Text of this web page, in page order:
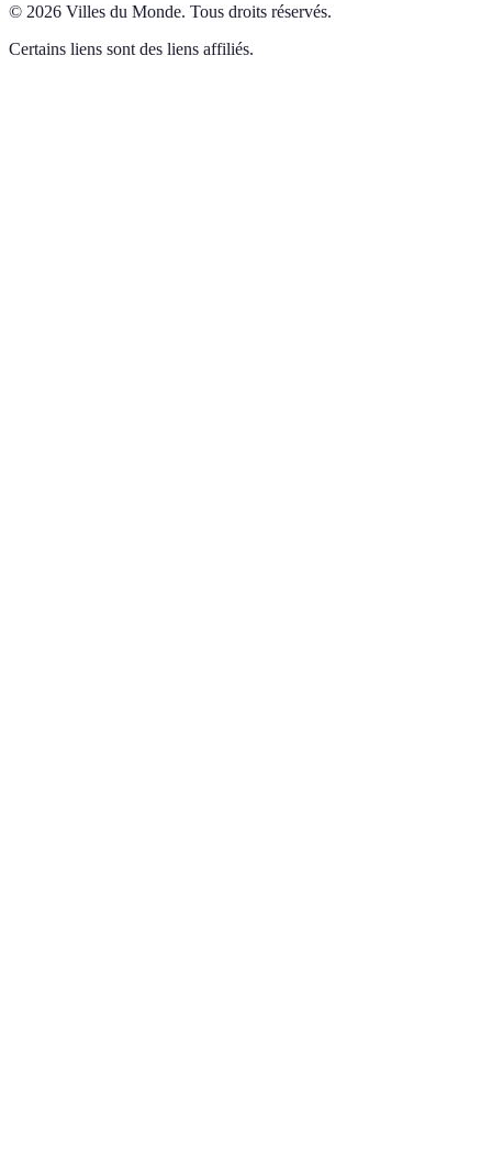
© 2026 Villes du Monde. Tous droits réservés.
Certains liens sont des liens affiliés.